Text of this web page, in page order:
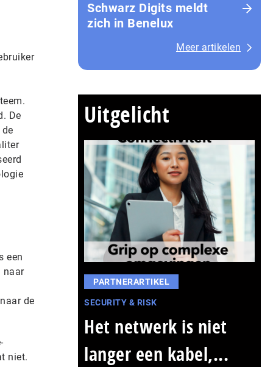
De
een
naar
de
niet.
Schwarz Digits meldt
zich in Benelux
Meer artikelen
Uitgelicht
PARTNERARTIKEL
SECURITY & RISK
Het netwerk is niet
langer een kabel,...